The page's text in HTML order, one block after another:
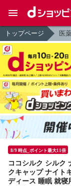
トップページ 医
8/9 時点_ポイント最大11倍
ココシルク シルク
クキャップ ナイト
ディース 睡眠 就寝